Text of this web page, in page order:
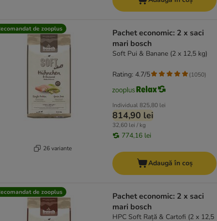
de zooplus
26 variante
Pachet economic: 2 x saci
mari bosch
Soft Pui & Banane (2 x 12,5 kg)
Individual825,80 lei
814,90 lei
32,60 lei / kg
774,16 lei
Rating: 4.7/5 (1050)
Adaugă în coș
de zooplus
Pachet economic: 2 x saci
mari bosch
HPC Soft Rață & Cartofi (2 x 12,5